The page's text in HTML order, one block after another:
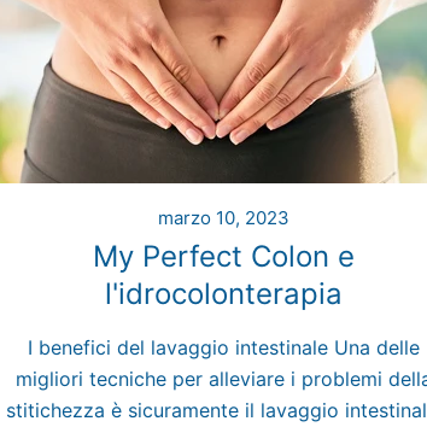
marzo 10, 2023
My Perfect Colon e
l'idrocolonterapia
I benefici del lavaggio intestinale Una delle
migliori tecniche per alleviare i problemi
stitichezza è sicuramente il lavaggio